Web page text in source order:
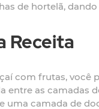
de hortelã,
Receita
com frutas,
entre as camadas
uma camada de